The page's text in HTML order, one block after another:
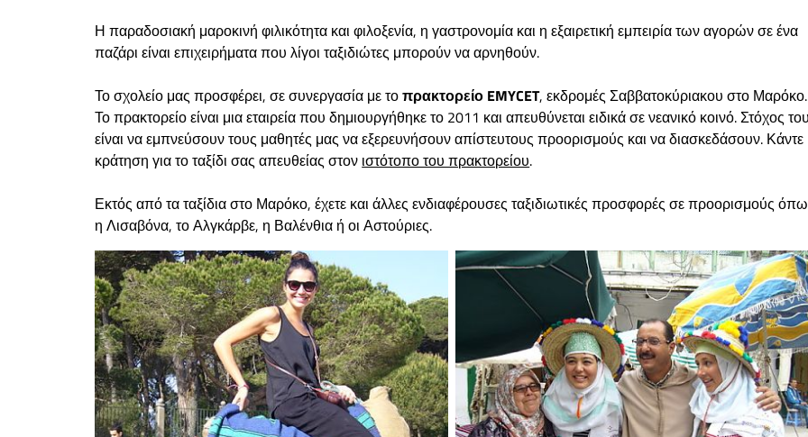
Η παραδοσιακή μαροκινή φιλικότητα και φιλοξενία, η γαστρονομία και η εξαιρετική εμπειρία των αγορών σε ένα
παζάρι είναι επιχειρήματα που λίγοι ταξιδιώτες μπορούν να αρνηθούν.
Το σχολείο μας προσφέρει, σε συνεργασία με τοπρακτορείο EMYCET, εκδρομές Σαββατοκύριακου στο Μαρόκο.
Το πρακτορείο είναι μια εταιρεία που δημιουργήθηκε το 2011 και απευθύνεται ειδικά σε νεανικό κοινό. Στόχος
είναι να εμπνεύσουν τους μαθητές μας να εξερευνήσουν απίστευτους προορισμούς και να διασκεδάσουν. Κάντε
κράτηση για το ταξίδι σας απευθείας στον ιστότοπο του πρακτορείου.
Εκτός από τα ταξίδια στο Μαρόκο, έχετε και άλλες ενδιαφέρουσες ταξιδιωτικές προσφορές σε προορισμούς
η Λισαβόνα, το Αλγκάρβε, η Βαλένθια ή οι Αστούριες.